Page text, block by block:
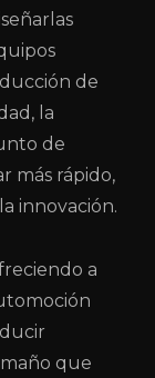
de
la
de
más rápido,
innovación.
a
que